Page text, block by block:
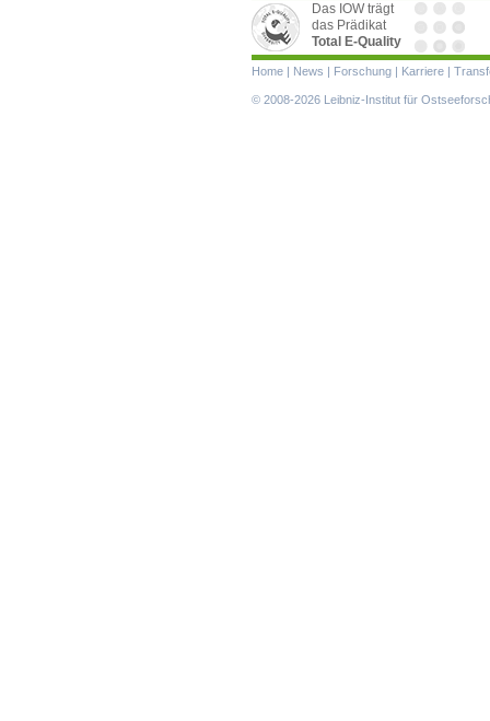
Das IOW trägt
das Prädikat
Total E-Quality
Navigation
überspringen
Home | News | Forschung | Karriere |
© 2008-2026 Leibniz-Institut für